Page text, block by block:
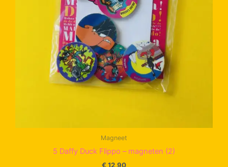
Magneet
5 Daffy Duck Flippo – magneten (2)
€ 12,90